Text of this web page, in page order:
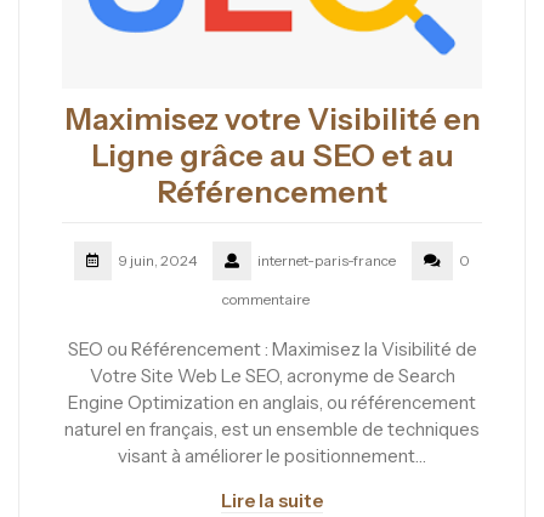
Maximisez votre Visibilité en
Ligne grâce au SEO et au
Référencement
9 juin, 2024 internet-paris-france 0
commentaire
SEO ou Référencement : Maximisez la Visibilité de
Votre Site Web Le SEO, acronyme de Search
Engine Optimization en anglais, ou référencement
naturel en français, est un ensemble de techniques
visant à améliorer le positionnement…
Lire la suite